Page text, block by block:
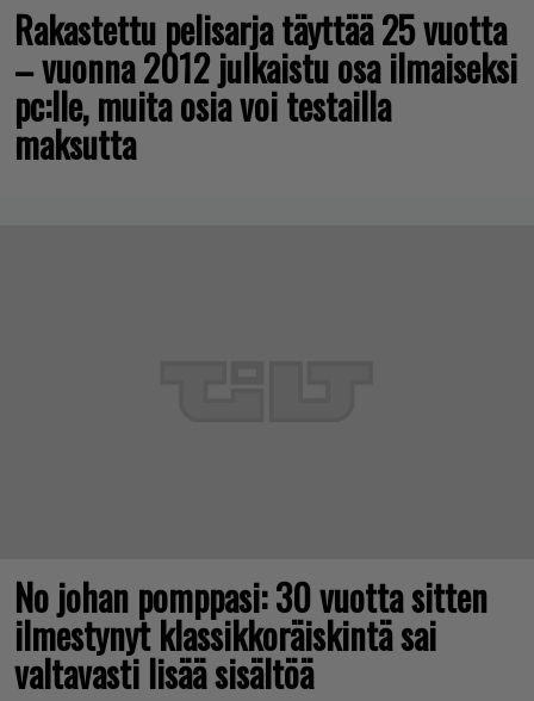
Rakastettu pelisarja täyttää 25 vuotta
– vuonna 2012 julkaistu osa ilmaiseksi
pc:lle, muita osia voi testailla
maksutta
No johan pomppasi: 30 vuotta sitten
ilmestynyt klassikkoräiskintä sai
valtavasti lisää sisältöä